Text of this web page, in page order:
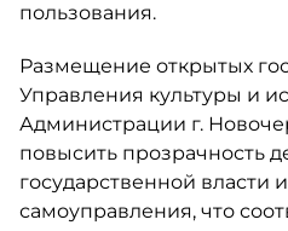
пользования.
Размещение открытых
Управления культуры и
Администрации г.
повысить прозрачность
государственной власти
самоуправления, что